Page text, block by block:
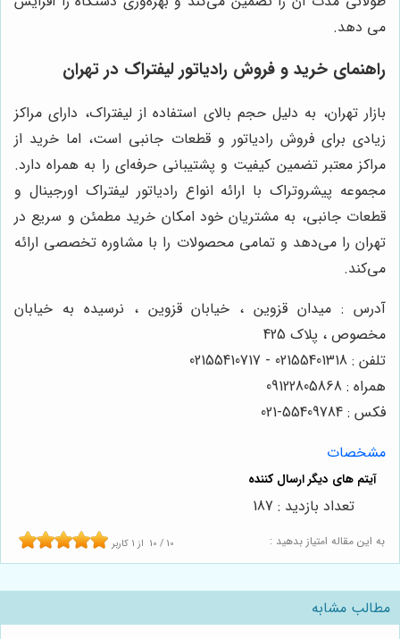
می‌ دهد.
راهنمای خرید و فروش رادیاتور لیفتراک در تهران
بازار تهران، به دلیل حجم بالای استفاده از لیفتراک، دارای مراکز
زیادی برای فروش رادیاتور و قطعات جانبی است، اما خرید از
مراکز معتبر تضمین کیفیت و پشتیبانی حرفه‌ای را به همراه دارد.
مجموعه پیشروتراک با ارائه انواع رادیاتور لیفتراک اورجینال و
قطعات جانبی، به مشتریان خود امکان خرید مطمئن و سریع در
تهران را می‌دهد و تمامی محصولات را با مشاوره تخصصی ارائه
می‌کند.
آدرس : میدان قزوین ، خیابان قزوین ، نرسیده به خیابان
مخصوص ، پلاک 425
تلفن : 02155401318 - 02155410717
همراه : 09122805868
فکس : 55409784-021
مشخصات
به این مقاله امتیاز بدهید : 10 / 10 از 1 کاربر
تعداد بازدید : 187
مطالب مشابه